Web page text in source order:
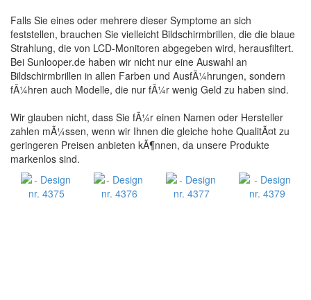
Falls Sie eines oder mehrere dieser Symptome an sich
feststellen, brauchen Sie vielleicht Bildschirmbrillen, die die blaue
Strahlung, die von LCD-Monitoren abgegeben wird, herausfiltert.
Bei Sunlooper.de haben wir nicht nur eine Auswahl an
Bildschirmbrillen in allen Farben und AusfÃ¼hrungen, sondern
fÃ¼hren auch Modelle, die nur fÃ¼r wenig Geld zu haben sind.
Wir glauben nicht, dass Sie fÃ¼r einen Namen oder Hersteller
zahlen mÃ¼ssen, wenn wir Ihnen die gleiche hohe QualitÃ¤t zu
geringeren Preisen anbieten kÃ¶nnen, da unsere Produkte
markenlos sind.